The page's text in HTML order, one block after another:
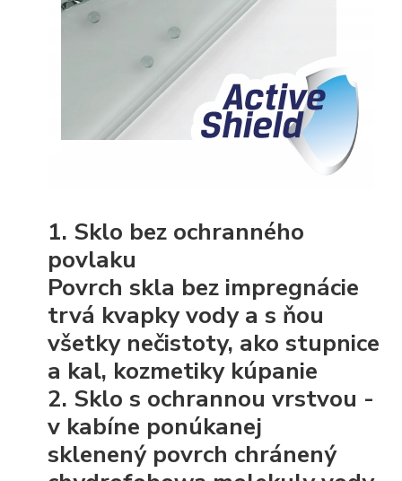
1. Sklo bez ochranného
povlaku
Povrch skla bez impregnácie
trvá kvapky vody a s ňou
všetky nečistoty, ako stupnice
a kal, kozmetiky kúpanie
2. Sklo s ochrannou vrstvou -
v kabíne ponúkanej
sklenený povrch chránený